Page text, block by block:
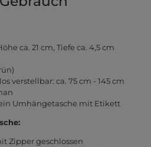
ca. 21 cm, Tiefe ca. 4,5 cm
verstellbar: ca. 75 cm - 145 cm
Umhängetasche mit Etikett
Zipper geschlossen